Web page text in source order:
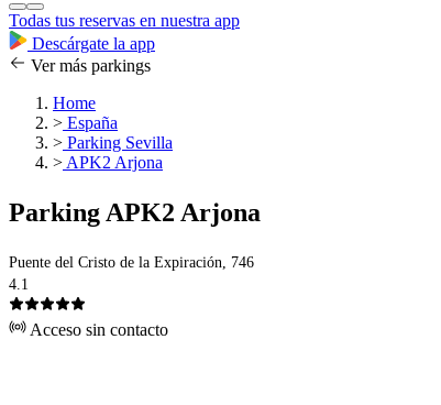
Todas tus reservas en nuestra app
Descárgate la app
Ver más parkings
Home
> España
> Parking Sevilla
> APK2 Arjona
Parking APK2 Arjona
Puente del Cristo de la Expiración, 746
4.1
Acceso sin contacto